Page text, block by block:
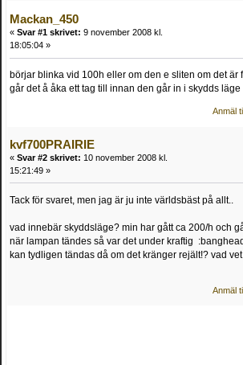
Mackan_450
« Svar #1 skrivet: 9 november 2008 kl.
18:05:04 »
börjar blinka vid 100h eller om den e sliten om det är
går det å åka ett tag till innan den går in i skydds läge
Anmäl
kvf700PRAIRIE
« Svar #2 skrivet: 10 november 2008 kl.
15:21:49 »
Tack för svaret, men jag är ju inte världsbäst på allt..
vad innebär skyddsläge? min har gått ca 200/h och
när lampan tändes så var det under kraftig
kan tydligen tändas då om det kränger rejält!? vad
Anmäl